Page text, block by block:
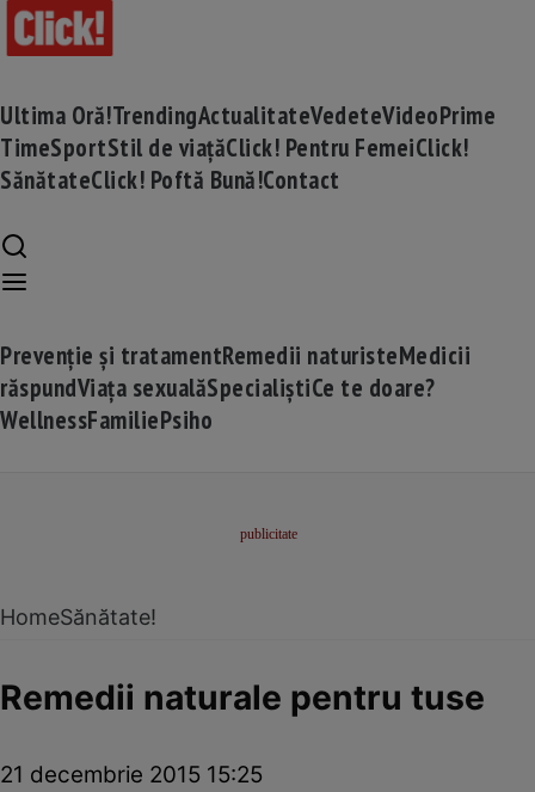
Ultima Oră!TrendingActualitateVedeteVideoPrime
TimeSportStil de viațăClick! Pentru FemeiClick!
SănătateClick! Poftă Bună!Contact
Prevenție și tratamentRemedii naturisteMedicii
răspundViața sexualăSpecialiștiCe te doare?
WellnessFamiliePsiho
HomeSănătate!
Remedii naturale pentru tuse
21 decembrie 2015 15:25